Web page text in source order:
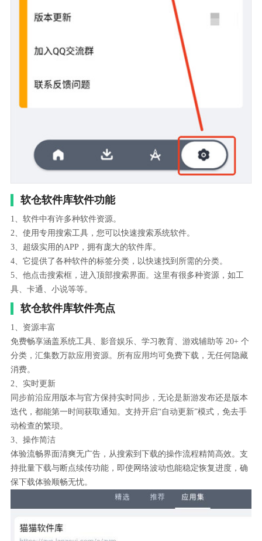
软仓软件库软件功能
1、软件中有许多种软件资源。
2、使用专用搜索工具，您可以快速搜索系统软件。
3、超级实用的APP，拥有庞大的软件库。
4、它提供了各种软件的标签分类，以快速找到所需的分类。
5、他点击搜索框，进入顶部搜索界面。这里有很多种资源，如工
具、卡通、小说等等。
软仓软件库软件亮点
1、资源丰富
免费畅享涵盖系统工具、影音娱乐、学习教育、游戏辅助等 20+ 个
分类，汇集数万款应用资源。所有应用均可免费下载，无任何隐藏
消费。
2、实时更新
同步前沿应用版本与官方保持实时同步，无论是新游发布还是版本
迭代，都能第一时间获取通知。支持开启“自动更新”模式，免去手
动检查的繁琐。
3、操作简洁
体验流畅界面清爽无广告，从搜索到下载的操作流程精简高效。支
持批量下载与断点续传功能，即使网络波动也能稳定恢复进度，确
保下载体验顺畅无忧。